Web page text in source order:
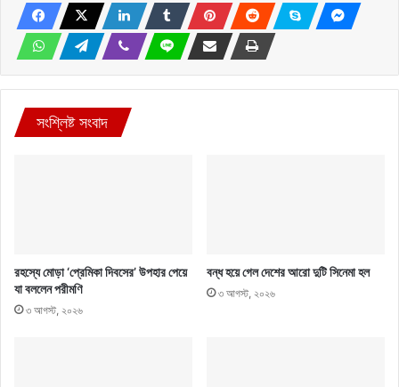
সংশ্লিষ্ট সংবাদ
রহস্যে মোড়া ‘প্রেমিকা দিবসের’ উপহার পেয়ে
যা বললেন পরীমণি
৩ আগস্ট, ২০২৬
বন্ধ হয়ে গেল দেশের আরো দুটি সিনেমা হল
৩ আগস্ট, ২০২৬